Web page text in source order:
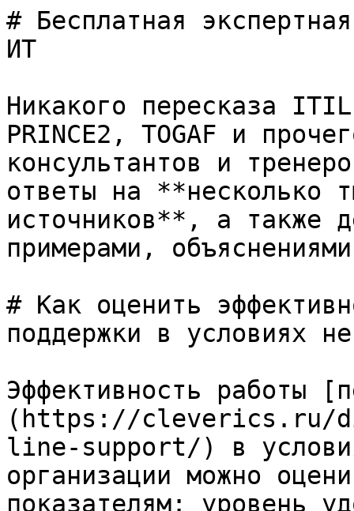
# Бесплатная
ИТ
Никакого пересказа
PRINCE2, TOGAF и
консультантов и
ответы на **несколько
источников**, а также
примерами,
# Как оценить
поддержки в условиях
Эффективность работы
(https://cleverics.ru/
line-support/) в
организации можно
показателям: уровень